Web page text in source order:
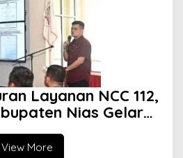
Layanan NCC 112,
Nias Gelar
View More